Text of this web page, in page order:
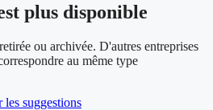
plus disponible
ou archivée. D'autres entreprises
au même type
les suggestions